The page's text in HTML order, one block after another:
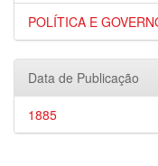
POLÍTICA E
Data de Publicação
1885